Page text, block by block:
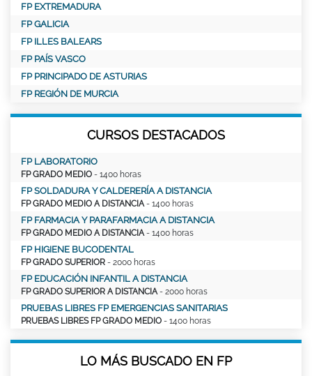
FP EXTREMADURA
FP GALICIA
FP ILLES BALEARS
FP PAÍS VASCO
FP PRINCIPADO DE ASTURIAS
FP REGIÓN DE MURCIA
CURSOS DESTACADOS
FP LABORATORIO
FP GRADO MEDIO - 1400 horas
FP SOLDADURA Y CALDERERÍA A DISTANCIA
FP GRADO MEDIO A DISTANCIA - 1400 horas
FP FARMACIA Y PARAFARMACIA A DISTANCIA
FP GRADO MEDIO A DISTANCIA - 1400 horas
FP HIGIENE BUCODENTAL
FP GRADO SUPERIOR - 2000 horas
FP EDUCACIÓN INFANTIL A DISTANCIA
FP GRADO SUPERIOR A DISTANCIA - 2000 horas
PRUEBAS LIBRES FP EMERGENCIAS SANITARIAS
PRUEBAS LIBRES FP GRADO MEDIO - 1400 horas
LO MÁS BUSCADO EN FP